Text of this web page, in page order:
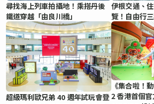
尋找海上列車拍攝地！乘搭丹後
鐵道穿越「由良川橋」
伊根交通、
覽！自由行
超級瑪利歐兄弟 40 週年試玩會登
《集合啦！
2 香港首個